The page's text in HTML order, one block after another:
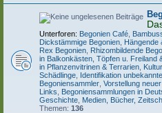
Unterforen: Begonien Café
Dickstämmige Begonien Hängende
Rex Begonien Rhizombildende
in Balkonkästen, Töpfen u. Freiland
in Pflanzenvitrinen & Terrarien
Schädlinge Identifikation
Begoniensammler Vorstellung
Links
Begoniensammlungen in
Geschichte Medien, Bücher,
Themen: 136